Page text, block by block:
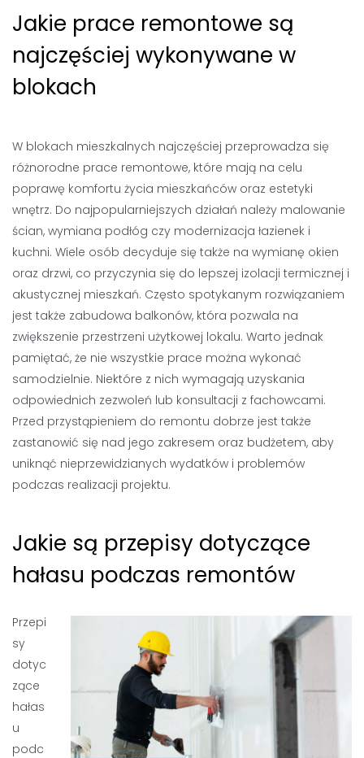
Jakie prace remontowe są
najczęściej wykonywane w
blokach
W blokach mieszkalnych najczęściej przeprowadza się
różnorodne prace remontowe, które mają na celu
poprawę komfortu życia mieszkańców oraz estetyki
wnętrz. Do najpopularniejszych działań należy malowanie
ścian, wymiana podłóg czy modernizacja łazienek i
kuchni. Wiele osób decyduje się także na wymianę okien
oraz drzwi, co przyczynia się do lepszej izolacji termicznej i
akustycznej mieszkań. Często spotykanym rozwiązaniem
jest także zabudowa balkonów, która pozwala na
zwiększenie przestrzeni użytkowej lokalu. Warto jednak
pamiętać, że nie wszystkie prace można wykonać
samodzielnie. Niektóre z nich wymagają uzyskania
odpowiednich zezwoleń lub konsultacji z fachowcami.
Przed przystąpieniem do remontu dobrze jest także
zastanowić się nad jego zakresem oraz budżetem, aby
uniknąć nieprzewidzianych wydatków i problemów
podczas realizacji projektu.
Jakie są przepisy dotyczące
hałasu podczas remontów
Przepi
sy
dotyc
zące
hałas
u
podc